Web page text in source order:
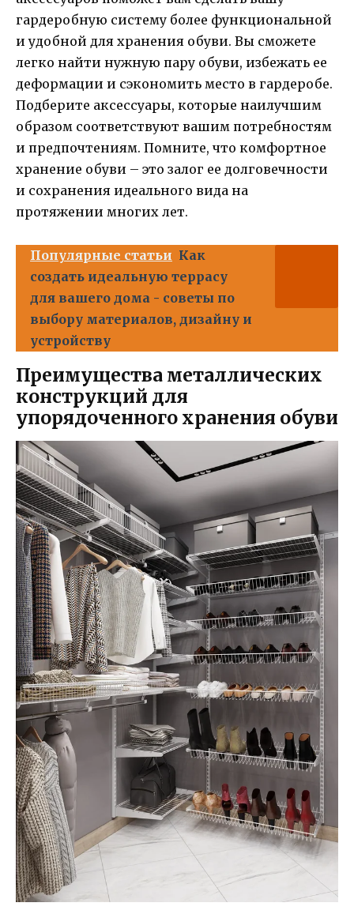
гардеробную систему более функциональной
и удобной для хранения обуви. Вы сможете
легко найти нужную пару обуви, избежать ее
деформации и сэкономить место в гардеробе.
Подберите аксессуары, которые наилучшим
образом соответствуют вашим потребностям
и предпочтениям. Помните, что комфортное
хранение обуви – это залог ее долговечности
и сохранения идеального вида на
протяжении многих лет.
Популярные статьи Как
создать идеальную террасу
для вашего дома - советы по
выбору материалов, дизайну и
устройству
Преимущества металлических
конструкций для
упорядоченного хранения обуви